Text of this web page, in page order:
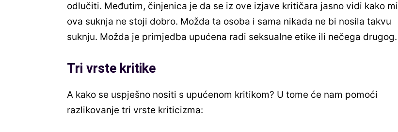
odlučiti. Međutim, činjenica je da se iz ove izjave kritičara jasno vidi kako mi
ova suknja ne stoji dobro. Možda ta osoba i sama nikada ne bi nosila takvu
suknju. Možda je primjedba upućena radi seksualne etike ili nečega drugog.
Tri vrste kritike
A kako se uspješno nositi s upućenom kritikom? U tome će nam pomoći
razlikovanje tri vrste kriticizma: